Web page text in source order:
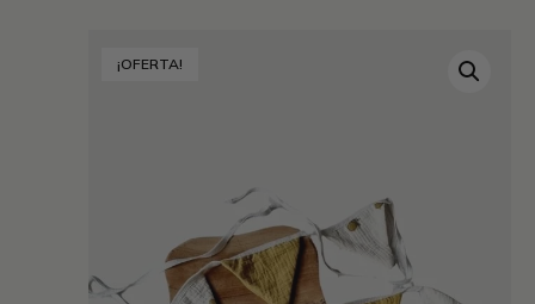
¡OFERTA!
Braguita Baño Niña Raya
Marinera
12,98€ + ADD